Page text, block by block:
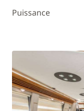
Puissance